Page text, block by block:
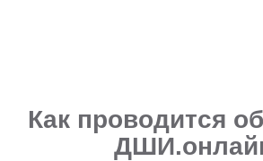
Как проводится